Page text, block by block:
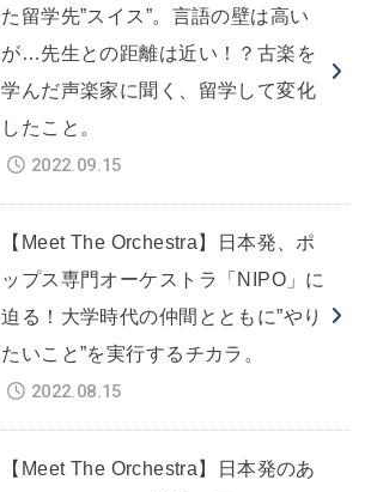
た留学先”スイス”。言語の壁は高い
が…先生との距離は近い！？古楽を
学んだ声楽家に聞く、留学して変化
したこと。
2022.09.15
【Meet The Orchestra】日本発、ポ
ップス専門オーケストラ「NIPO」に
迫る！大学時代の仲間とともに”やり
たいこと”を実行するチカラ。
2022.08.15
【Meet The Orchestra】日本発のあ